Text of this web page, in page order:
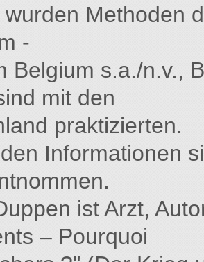
wurden Methoden
-
Belgium s.a./n.v.,
mit den
praktizierten.
Informationen
ist Arzt,
– Pourquoi